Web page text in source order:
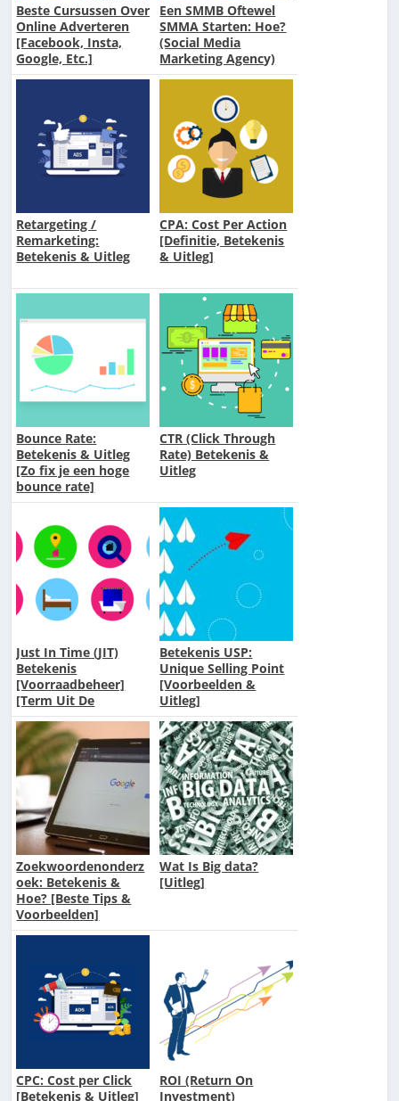
Beste Cursussen Over
Online Adverteren
[Facebook, Insta,
Google, Etc.]
Een SMMB Oftewel
SMMA Starten: Hoe?
(Social Media
Marketing Agency)
Retargeting /
Remarketing:
Betekenis & Uitleg
CPA: Cost Per Action
[Definitie, Betekenis
& Uitleg]
Bounce Rate:
Betekenis & Uitleg
[Zo fix je een hoge
bounce rate]
CTR (Click Through
Rate) Betekenis &
Uitleg
Just In Time (JIT)
Betekenis
[Voorraadbeheer]
[Term Uit De
Logistiek]
Betekenis USP:
Unique Selling Point
[Voorbeelden &
Uitleg]
Zoekwoordenonderz
oek: Betekenis &
Hoe? [Beste Tips &
Voorbeelden]
Wat Is Big data?
[Uitleg]
CPC: Cost per Click
[Betekenis & Uitleg]
ROI (Return On
Investment)